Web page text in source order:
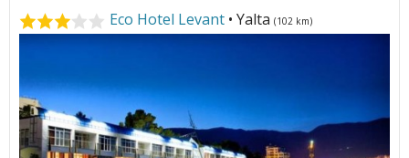
Eco Hotel Levant • Yalta (102 km)